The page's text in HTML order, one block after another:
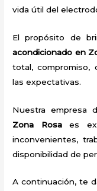
vida útil del
El propósito de
acondicionado en
total, compromiso,
las expectativas.
Nuestra empresa
Zona Rosaes
inconvenientes,
disponibilidad de
A continuación, te